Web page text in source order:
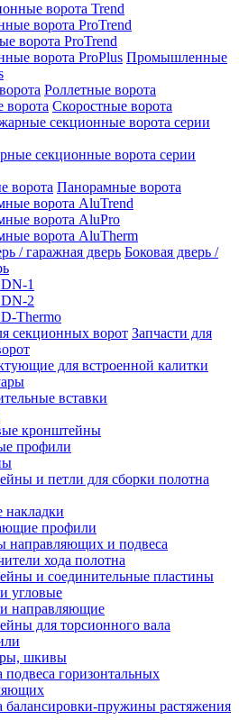
ворота Trend
ворота ProTrend
Промышленные
Роллетные ворота
Скоростные ворота
секционные ворота серии
Панорамные ворота
ворота AluTrend
ворота AluPro
ворота AluTherm
Боковая дверь /
1
2
Thermo
Запчасти для
для встроенной калитки
вставки
кронштейны
профили
и петли для сборки полотна
накладки
профили
направляющих и подвеса
хода полотна
и соединительные пластины
угловые
направляющие
для торсионного вала
шкивы
подвеса горизонтальных
балансировки-пружины растяжения